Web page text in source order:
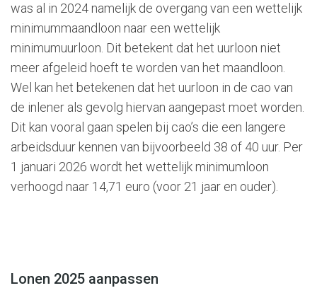
was al in 2024 namelijk de overgang van een wettelijk
minimummaandloon naar een wettelijk
minimumuurloon. Dit betekent dat het uurloon niet
meer afgeleid hoeft te worden van het maandloon.
Wel kan het betekenen dat het uurloon in de cao van
de inlener als gevolg hiervan aangepast moet worden.
Dit kan vooral gaan spelen bij cao’s die een langere
arbeidsduur kennen van bijvoorbeeld 38 of 40 uur. Per
1 januari 2026 wordt het wettelijk minimumloon
verhoogd naar 14,71 euro (voor 21 jaar en ouder).
Lonen 2025 aanpassen